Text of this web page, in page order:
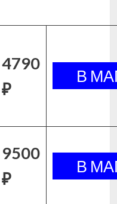
4790
₽
9500
₽